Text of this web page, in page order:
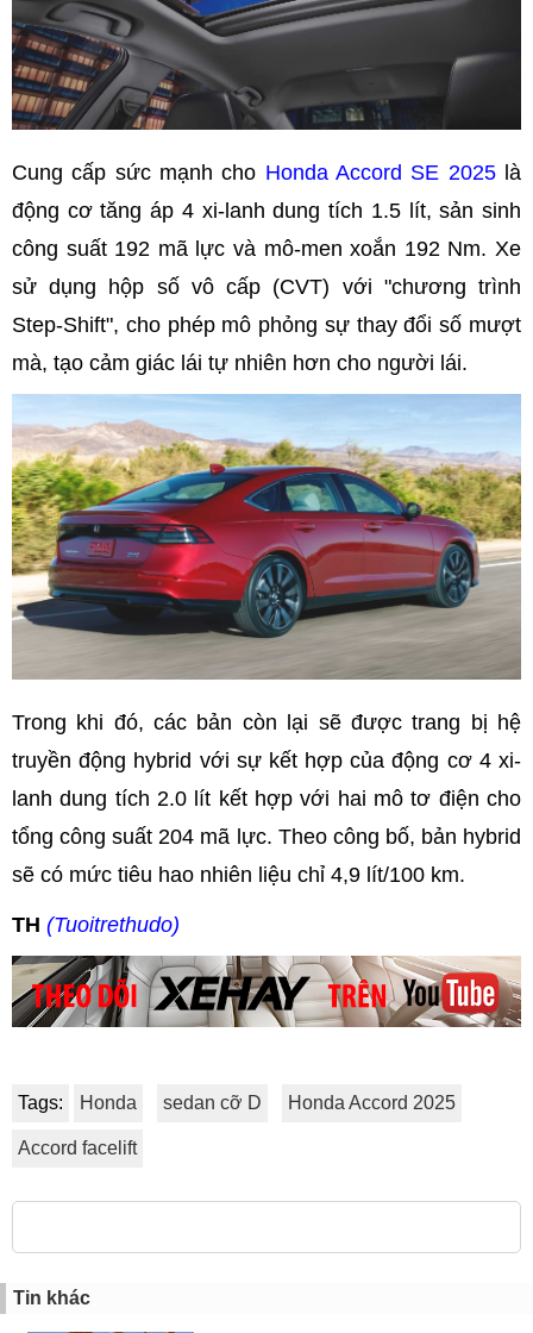
Cung cấp sức mạnh cho Honda Accord SE 2025là
động cơ tăng áp 4 xi-lanh dung tích 1.5 lít, sản sinh
công suất 192 mã lực và mô-men xoắn 192 Nm. Xe
sử dụng hộp số vô cấp (CVT) với "chương trình
Step-Shift", cho phép mô phỏng sự thay đổi số mượt
mà, tạo cảm giác lái tự nhiên hơn cho người lái.
Trong khi đó, các bản còn lại sẽ được trang bị hệ
truyền động hybrid với sự kết hợp của động cơ 4 xi-
lanh dung tích 2.0 lít kết hợp với hai mô tơ điện cho
tổng công suất 204 mã lực. Theo công bố, bản hybrid
sẽ có mức tiêu hao nhiên liệu chỉ 4,9 lít/100 km.
TH (Tuoitrethudo)
Tags: Honda sedan cỡ D Honda Accord 2025
Accord facelift
Tin khác